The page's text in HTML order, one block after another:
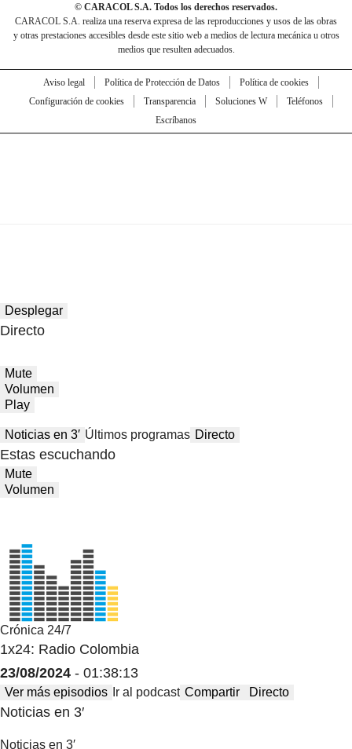
© CARACOL S.A. Todos los derechos reservados.
CARACOL S.A. realiza una reserva expresa de las reproducciones y usos de las obras
y otras prestaciones accesibles desde este sitio web a medios de lectura mecánica u otros
medios que resulten adecuados.
Aviso legal Política de Protección de Datos
Política de cookies
Configuración de cookies
Transparencia Soluciones W
Teléfonos
Escríbanos
Desplegar
Directo
Mute
Volumen
Play
Noticias en 3′ Últimos programas Directo
Estas escuchando
Mute
Volumen
Crónica 24/7
1x24: Radio Colombia
23/08/2024 - 01:38:13
Ver más episodios Ir al podcast Compartir Directo
Noticias en 3′
Noticias en 3′